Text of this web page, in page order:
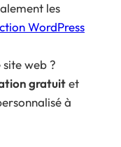
les
WordPress
web ?
gratuitet
à